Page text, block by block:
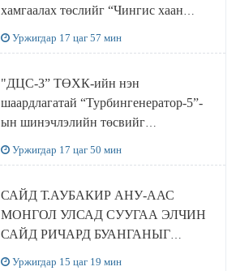
хамгаалах төслийг “Чингис хаан
Уржигдар 17 цаг 57 мин
"ДЦС-3” ТӨХК-ийн нэн
шаардлагатай “Турбингенератор-5”-
ын шинэчлэлийн төсвийг
Уржигдар 17 цаг 50 мин
САЙД Т.АУБАКИР АНУ-ААС
МОНГОЛ УЛСАД СУУГАА ЭЛЧИН
САЙД РИЧАРД БУАНГАНЫГ
Уржигдар 15 цаг 19 мин